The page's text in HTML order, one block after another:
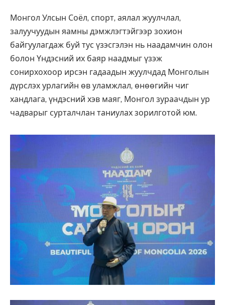
Монгол Улсын Соёл, спорт, аялал жуулчлал,
залуучуудын яамны дэмжлэгтэйгээр зохион
байгуулагдаж буй тус үзэсгэлэн нь наадамчин олон
болон Үндэсний их баяр наадмыг үзэж
сонирхохоор ирсэн гадаадын жуулчдад Монголын
дүрслэх урлагийн өв уламжлал, өнөөгийн чиг
хандлага, үндэсний хэв маяг, Монгол зураачдын ур
чадварыг сурталчлан таниулах зорилготой юм.